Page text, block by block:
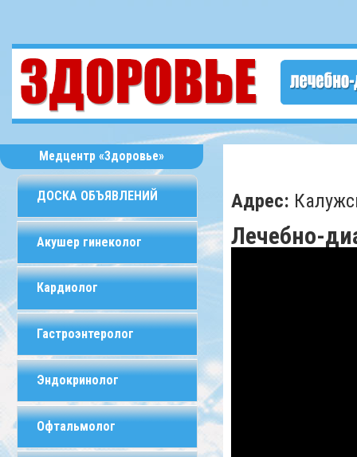
Медцентр «Здоровье»
ДОСКА ОБЪЯВЛЕНИЙ
Акушер гинеколог
Кардиолог
Гастроэнтеролог
Эндокринолог
Офтальмолог
Адрес:
Лечебно-